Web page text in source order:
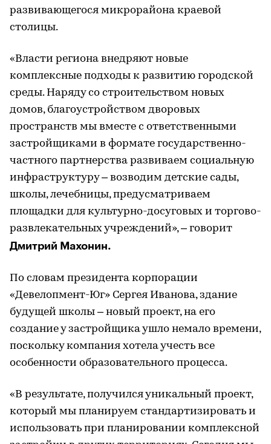
развивающегося микрорайона краевой
столицы.
«Власти региона внедряют новые
комплексные подходы к развитию городской
среды. Наряду со строительством новых
домов, благоустройством дворовых
пространств мы вместе с ответственными
застройщиками в формате государственно-
частного партнерства развиваем социальную
инфраструктуру – возводим детские сады,
школы, лечебницы, предусматриваем
площадки для культурно-досуговых и торгово-
развлекательных учреждений», – говорит
Дмитрий Махонин.
По словам президента корпорации
«Девелопмент-Юг» Сергея Иванова, здание
будущей школы – новый проект, на его
создание у застройщика ушло немало времени,
поскольку компания хотела учесть все
особенности образовательного процесса.
«В результате, получился уникальный проект,
который мы планируем стандартизировать и
использовать при планировании комплексной